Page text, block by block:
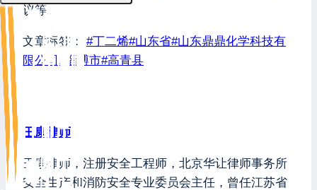
议等。
文章标签： #丁二烯#山东省#山东鼎鼎化学科技有
限公司 # 淄博市#高青县
王康律师
王康律师，注册安全工程师，北京华让律师事务所
安全生产和消防安全专业委员会主任，曾任江苏省